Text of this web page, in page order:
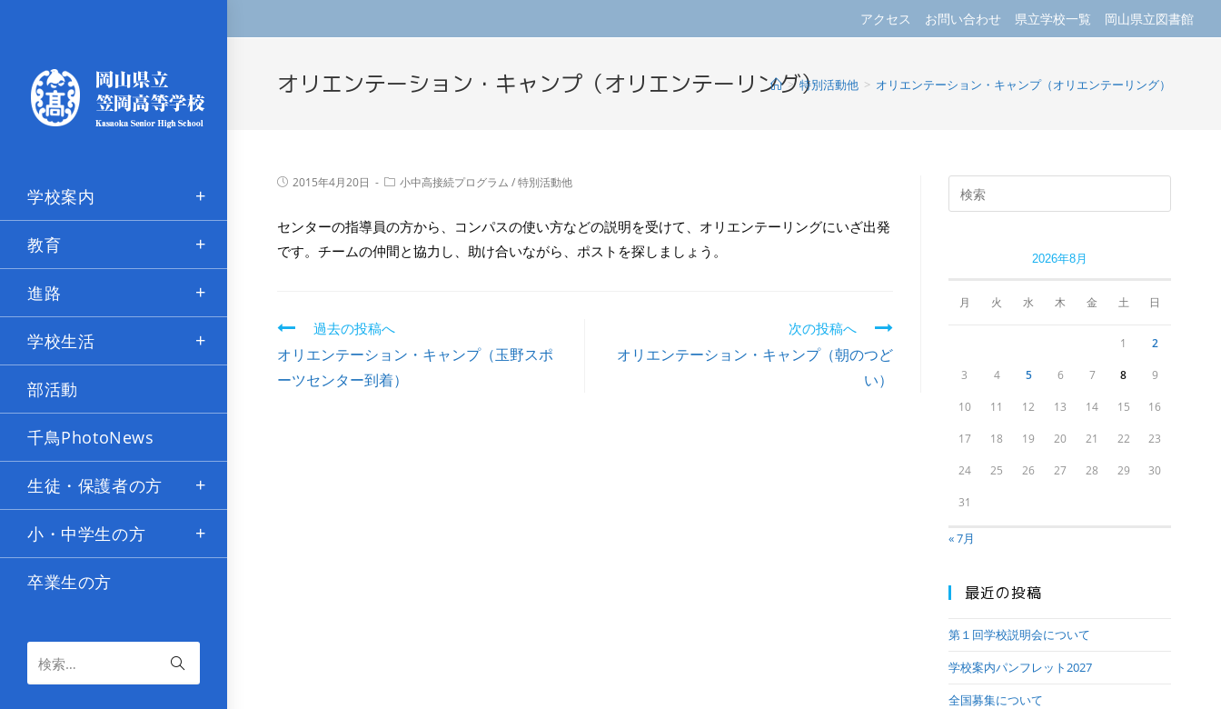
アクセス お問い合わせ 県立学校一覧 岡山県立図書館
学校案内
教育
進路
学校生活
部活動
千鳥PhotoNews
生徒・保護者の方
小・中学生の方
卒業生の方
検索…
オリエンテーション・キャンプ（オリエンテーリング）
> 特別活動他 > オリエンテーション・キャンプ（オリエンテーリング）
2015年4月20日 小中高接続プログラム /特別活動他
センターの指導員の方から、コンパスの使い方などの説明を受けて、オリエンテーリングにいざ出発
です。チームの仲間と協力し、助け合いながら、ポストを探しましょう。
続
き
過去の投稿へ
オリエンテーション・キャンプ（玉野スポ
ーツセンター到着）
次の投稿へ
オリエンテーション・キャンプ（朝のつど
い）
2026年8月
月 火 水 木 金 土 日
1 2
3 4 5 6 7 8 9
10 11 12 13 14 15 16
17 18 19 20 21 22 23
24 25 26 27 28 29 30
31
« 7月
最近の投稿
第１回学校説明会について
学校案内パンフレット2027
全国募集について